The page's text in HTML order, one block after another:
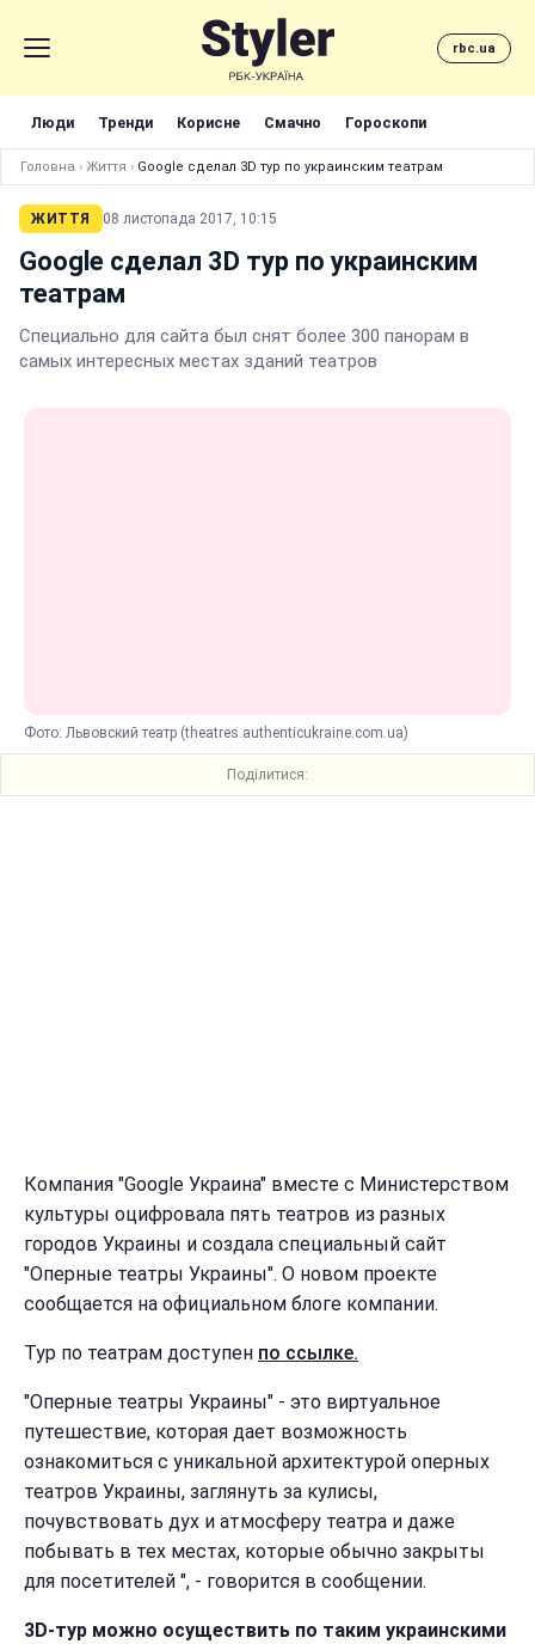
rbc.ua
Люди Тренди Корисне Смачно Гороскопи
Головна › Життя › Google сделал 3D тур по украинским театрам
ЖИТТЯ 08 листопада 2017, 10:15
Google сделал 3D тур по украинским
театрам
Специально для сайта был снят более 300 панорам в
самых интересных местах зданий театров
Фото: Львовский театр (theatres.authenticukraine.com.ua)
Поділитися:
Компания "Google Украина" вместе с Министерством
культуры оцифровала пять театров из разных
городов Украины и создала специальный сайт
"Оперные театры Украины". О новом проекте
сообщается на официальном блоге компании.
Тур по театрам доступен по ссылке.
"Оперные театры Украины" - это виртуальное
путешествие, которая дает возможность
ознакомиться с уникальной архитектурой оперных
театров Украины, заглянуть за кулисы,
почувствовать дух и атмосферу театра и даже
побывать в тех местах, которые обычно закрыты
для посетителей ", - говорится в сообщении.
3D-тур можно осуществить по таким украинскими